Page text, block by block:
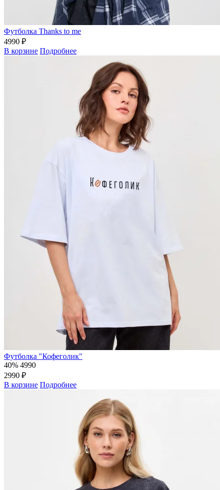
Футболка Thanks to me
4990 ₽
В корзине Подробнее
Футболка "Кофеголик"
40% 4990
2990 ₽
В корзине Подробнее